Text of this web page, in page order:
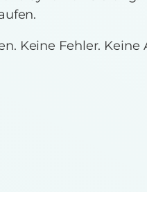
Keine Fehler. Keine